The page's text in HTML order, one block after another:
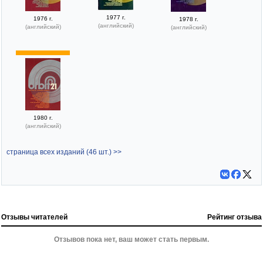
1976 г.
(английский)
1977 г.
(английский)
1978 г.
(английский)
1980 г.
(английский)
страница всех изданий (46 шт.) >>
Отзывы читателей Рейтинг отзыва
Отзывов пока нет, ваш может стать первым.